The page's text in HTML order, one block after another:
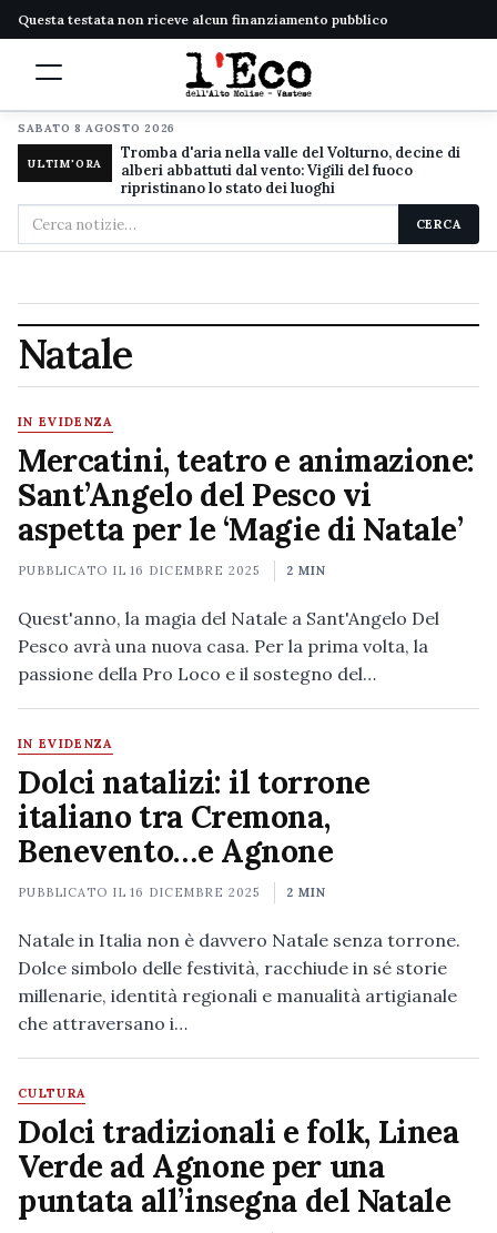
Questa testata non riceve alcun finanziamento pubblico
SABATO 8 AGOSTO 2026
ULTIM'ORA
Tromba d'aria nella valle del Volturno, decine di
alberi abbattuti dal vento: Vigili del fuoco
ripristinano lo stato dei luoghi
Cerca
nel
CERCA
Natale
IN EVIDENZA
Mercatini, teatro e animazione:
Sant’Angelo del Pesco vi
aspetta per le ‘Magie di Natale’
PUBBLICATO IL16 DICEMBRE 2025 2 MIN
Quest'anno, la magia del Natale a Sant'Angelo Del
Pesco avrà una nuova casa. Per la prima volta, la
passione della Pro Loco e il sostegno del…
IN EVIDENZA
Dolci natalizi: il torrone
italiano tra Cremona,
Benevento…e Agnone
PUBBLICATO IL16 DICEMBRE 2025 2 MIN
Natale in Italia non è davvero Natale senza torrone.
Dolce simbolo delle festività, racchiude in sé storie
millenarie, identità regionali e manualità artigianale
che attraversano i…
CULTURA
Dolci tradizionali e folk, Linea
Verde ad Agnone per una
puntata all’insegna del Natale